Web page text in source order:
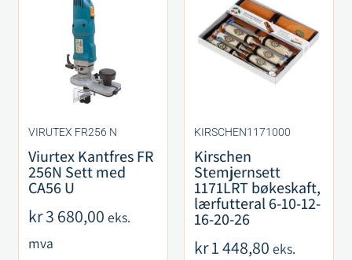
VIRUTEX FR256 N
Viurtex Kantfres FR
256N Sett med
CA56 U
kr3 680,00 eks.
mva
KIRSCHEN1171000
Kirschen
Stemjernsett
1171LRT bøkeskaft,
lærfutteral 6-10-12-
16-20-26
kr1 448,80 eks.